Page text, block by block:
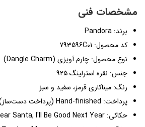
مشخصات فنی
برند: Pandora
کد محصول: 793596C01
نوع محصول: چارم آویزی (Dangle Charm)
جنس: نقره استرلینگ ۹۲۵
رنگ: میناکاری قرمز، سفید و سبز
پرداخت: Hand-finished (پرداخت دست‌ساز)
حکاکی: Dear Santa, I'll Be Good Next Year